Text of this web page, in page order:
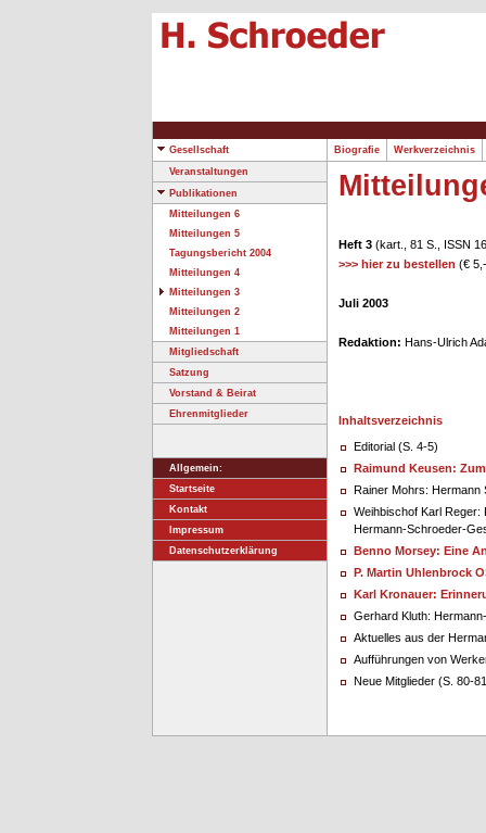
Gesellschaft Biografie Werkverzeichnis
Veranstaltungen
Publikationen
Mitteilungen 6
Mitteilungen 5
Tagungsbericht 2004
Mitteilungen 4
Mitteilungen 3
Mitteilungen 2
Mitteilungen 1
Mitgliedschaft
Satzung
Vorstand & Beirat
Ehrenmitglieder
Allgemein:
Startseite
Kontakt
Impressum
Datenschutzerklärung
Heft 3 (kart., 81 S., ISSN
>>> hier zu bestellen (€
Juli 2003
Redaktion: Hans-Ulrich
Inhaltsverzeichnis
Editorial (S. 4-5)
Raimund Keusen:
Rainer Mohrs: Hermann
Weihbischof Karl Reger:
Hermann-Schroeder-
Benno Morsey: Eine
P. Martin Uhlenbrock
Karl Kronauer:
Gerhard Kluth:
Aktuelles aus der
Aufführungen von
Neue Mitglieder (S. 80-